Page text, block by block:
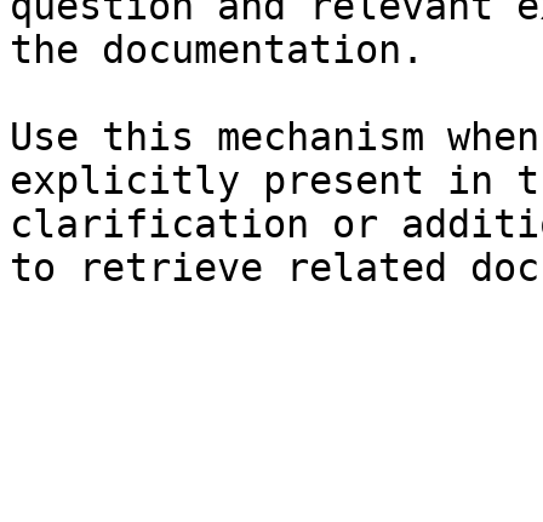
the documentation.
Use this mechanism
explicitly present in
clarification or